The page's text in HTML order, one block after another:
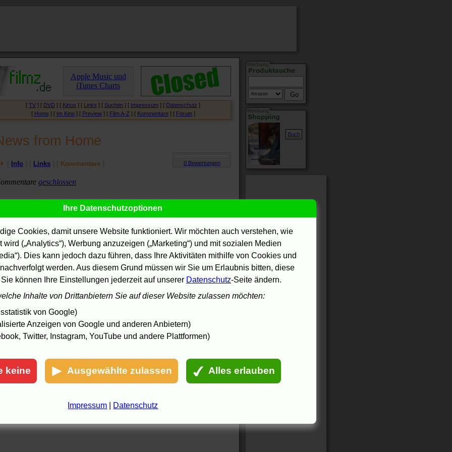
Apple Music und
iTunes Charts
[ TV ] [ DVD ] [ Kinos ] [ Links ] [ Suchen ] [ Impressum ] [ Datenschutz ]
[ Home] [ Im Kino] [ Preview] [ Film A-Z ] [ Kommentare] [ Forum]
from Home
Info Links Kommentare
geschlossen
Ihre Datenschutzoptionen
Cookies, damit unsere Website funktioniert. Wir möchten auch verstehen, wie
(„Analytics“), Werbung anzuzeigen („Marketing“) und mit sozialen Medien
Dies kann jedoch dazu führen, dass Ihre Aktivitäten mithilfe von Cookies und
werden. Aus diesem Grund müssen wir Sie um Erlaubnis bitten, diese
können Ihre Einstellungen jederzeit auf unserer Datenschutz-Seite ändern.
Inhalte von Drittanbietern Sie auf dieser Website zulassen möchten:
von Google)
Anzeigen von Google und anderen Anbietern)
Twitter, Instagram, YouTube und andere Plattformen)
keine Ausgewählte zulassen Alles erlauben
Impressum Datenschutz